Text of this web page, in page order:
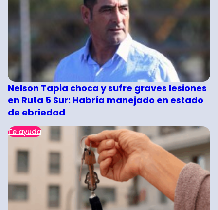
Nelson Tapia choca y sufre graves lesiones
en Ruta 5 Sur: Habría manejado en estado
de ebriedad
Te ayuda